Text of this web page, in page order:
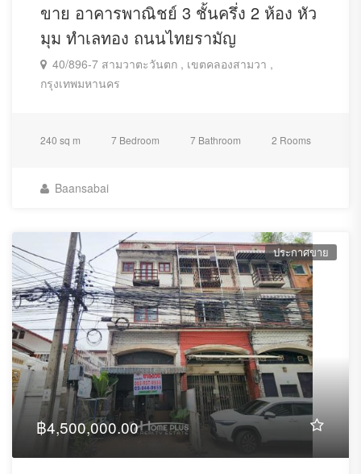
ขาย อาคารพาณิชย์ 3 ชั้นครึ่ง 2 ห้อง หัว
มุม ทำเลทอง ถนนไทยรามัญ
40/896-7 สามวาตะวันตก , เขตคลองสามวา ,
กรุงเทพมหานคร
240 sq m 7 Bedroom 7 Bathroom 2 Rooms
Baansabai
ประกาศขาย
฿4,500,000.00